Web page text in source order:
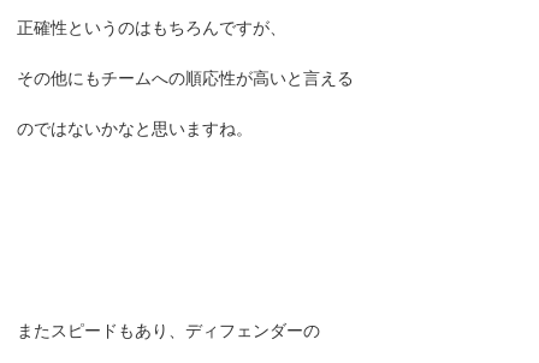
正確性というのはもちろんですが、
その他にもチームへの順応性が高いと言える
のではないかなと思いますね。
またスピードもあり、ディフェンダーの